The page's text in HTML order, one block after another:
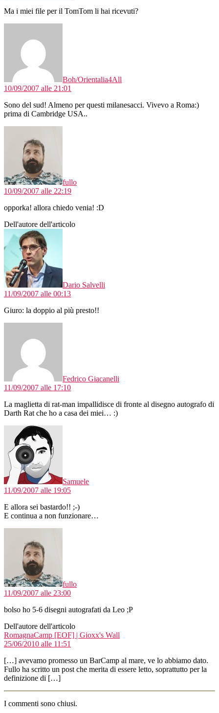
Ma i miei file per il TomTom li hai ricevuti?
Boh/Orientalia4All
10/09/2007 alle 21:01
Sono del sud! Almeno per questi milanesacci. Vivevo a Roma:)
prima di Cambridge USA..
fullo
10/09/2007 alle 22:19
opporka! allora chiedo venia! :D
Dell'autore dell'articolo
Dario Salvelli
11/09/2007 alle 00:13
Giuro: la doppio al più presto!!
Fedrico Giacanelli
11/09/2007 alle 17:10
La maglietta di rat-man impallidisce di fronte al disegno autografo di
Darth Rat che ho a casa dei miei… :)
Samuele
11/09/2007 alle 19:05
E allora sei bastardo!! ;-)
E continua a non funzionare…
fullo
11/09/2007 alle 23:00
bolso ho 5-6 disegni autografati da Leo ;P
Dell'autore dell'articolo
RomagnaCamp [EOF] | Gioxx's Wall
25/06/2010 alle 11:51
[…] avevamo promesso un BarCamp al mare, ve lo abbiamo dato.
Fullo ha scritto un post che merita di essere letto, soprattutto per la
definizione di […]
I commenti sono chiusi.